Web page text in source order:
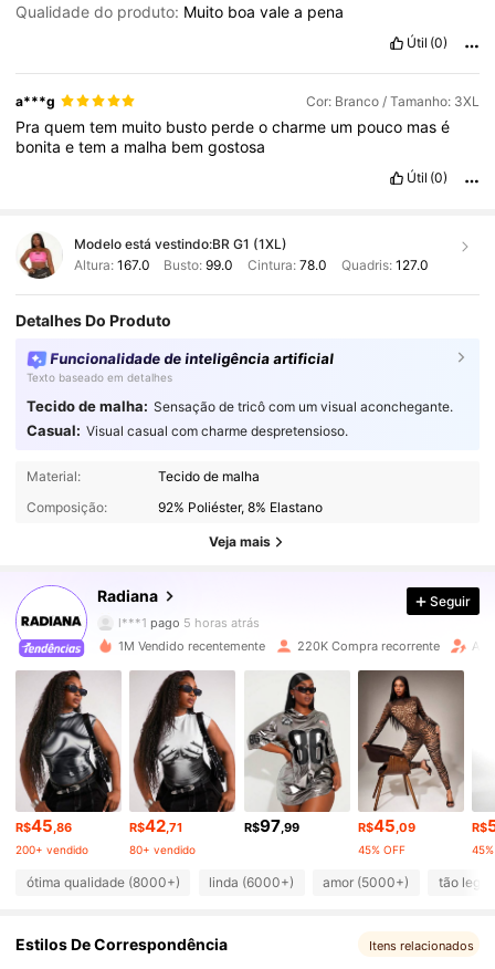
Qualidade do produto: Muito boavalea pena
Útil (0)
a***g Cor: Branco / Tamanho: 3XL
Praquemtem muito busto perdeocharme um pouco masé
bonitaetema malha bemgostosa
Útil (0)
Modelo está vestindo:BR G1 (1XL)
Altura: 167.0 Busto:99.0 Cintura: 78.0 Quadris: 127.0
Detalhes Do Produto
Funcionalidade de inteligência artificial
Texto baseado em detalhes
Tecido de malha: Sensação de tricô com um visual aconchegante.
Casual: Visual casual com charme despretensioso.
Material:
Tecido de malha
Composição:
92% Poliéster, 8% Elastano
Veja mais
Radiana
198K Seguidores
4,82
198K Seguidores
l***1 pago 5 horas atrás
4,82 198K Seguidores
4,82 198K Seguidores
4,82 198K Seguidores
4,82 198K Seguidores
4,82 198K Seguidores
Seguir
1M Vendido recentemente 220K Compra recorrente
R$45,86
200+ vendido
R$42,71
80+ vendido
R$97,99 R$45,09
45% OFF
R$
ótima qualidade (8000+) linda (6000+) amor (5000+) tão
Estilos De Correspondência Itens relacionados